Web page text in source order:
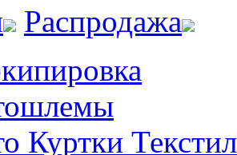
Распродажа
Куртки